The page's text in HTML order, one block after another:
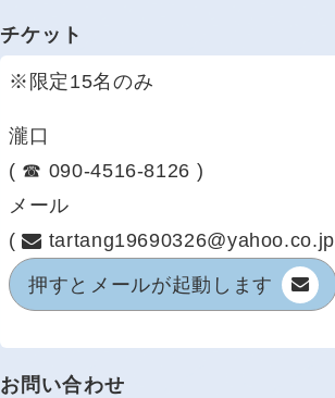
チケット
※限定15名のみ
瀧口
( ☎ 090-4516-8126 )
メール
(
押すと メールが起動します
お問い合わせ